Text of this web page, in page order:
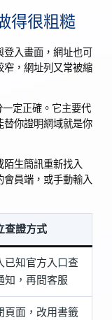
得很粗糙
入畫面，網址也可
窄，網址列又常被縮
定正確。它主要代
替你證明網域就是你
陌生簡訊重新找入
會員端，或手動輸入
查證方式
已知官方入口查
知，再問客服
頁面，改用書籤